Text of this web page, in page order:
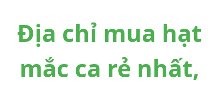
Địa chỉ mua hạt
mắc ca rẻ nhất,